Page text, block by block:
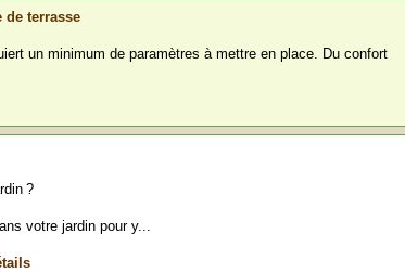
de terrasse
un minimum de paramètres à mettre en place. Du confort
?
votre jardin pour y...